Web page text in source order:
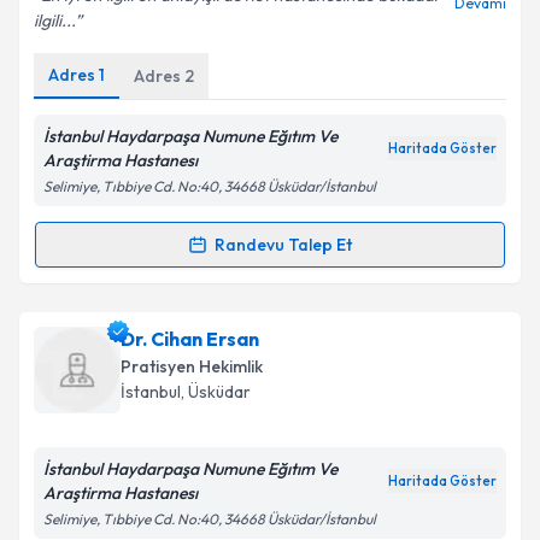
Kişisel verilerimin işlenmesine ilişkin
Metni'ni okudum ve kişisel verilerimin belirtilen
kapsamda işlenmesini kabul ediyorum.
ilgili...
Adres 1 Adres 2
İstanbul Haydarpaşa Numune Eğıtım Ve
Araştirma Hastanesı
Haritada Göster
Selimiye, Tıbbiye Cd. No:40, 34668 Üsküdar/İstanbul
Randevu Talep Et
Randevu Takvimi Talebi
Uzm. Dr. Hatice Tekcan
oluşturun. Size bu uzmandan randevu almanız için bir
takvim hazırlandığında e-posta ile bilgilendireceğiz.
Dr. Cihan Ersan
Pratisyen Hekimlik
İstanbul, Üsküdar
İstanbul Haydarpaşa Numune Eğıtım Ve
Araştirma Hastanesı
Haritada Göster
Selimiye, Tıbbiye Cd. No:40, 34668 Üsküdar/İstanbul